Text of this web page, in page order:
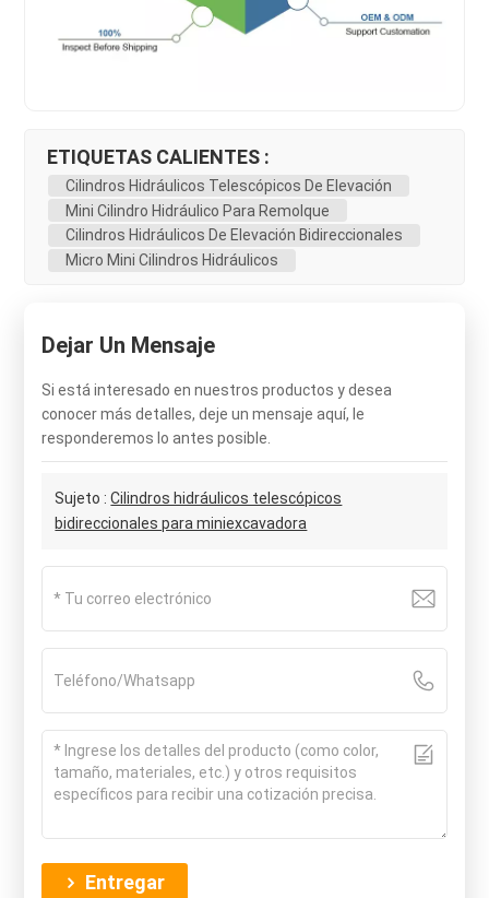
ETIQUETAS CALIENTES :
Cilindros Hidráulicos Telescópicos De Elevación
Mini Cilindro Hidráulico Para Remolque
Cilindros Hidráulicos De Elevación Bidireccionales
Micro Mini Cilindros Hidráulicos
Dejar Un Mensaje
Si está interesado en nuestros productos y desea
conocer más detalles, deje un mensaje aquí, le
responderemos lo antes posible.
Sujeto :Cilindros hidráulicos telescópicos
bidireccionales para miniexcavadora
Entregar